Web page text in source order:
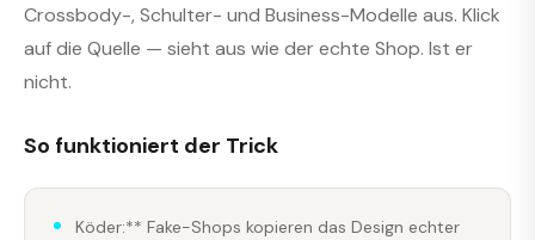
Crossbody-, Schulter- und Business-Modelle aus. Klick
auf die Quelle — sieht aus wie der echte Shop. Ist er
nicht.
So funktioniert der Trick
Köder:** Fake-Shops kopieren das Design echter